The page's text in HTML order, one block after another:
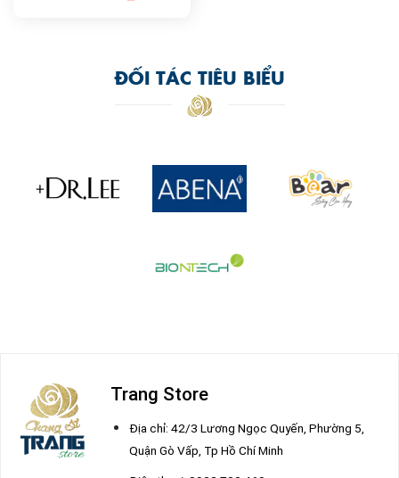
ĐỐI TÁC TIÊU BIỂU
Trang Store
Địa chỉ: 42/3 Lương Ngọc Quyến, Phường 5,
Quận Gò Vấp, Tp Hồ Chí Minh